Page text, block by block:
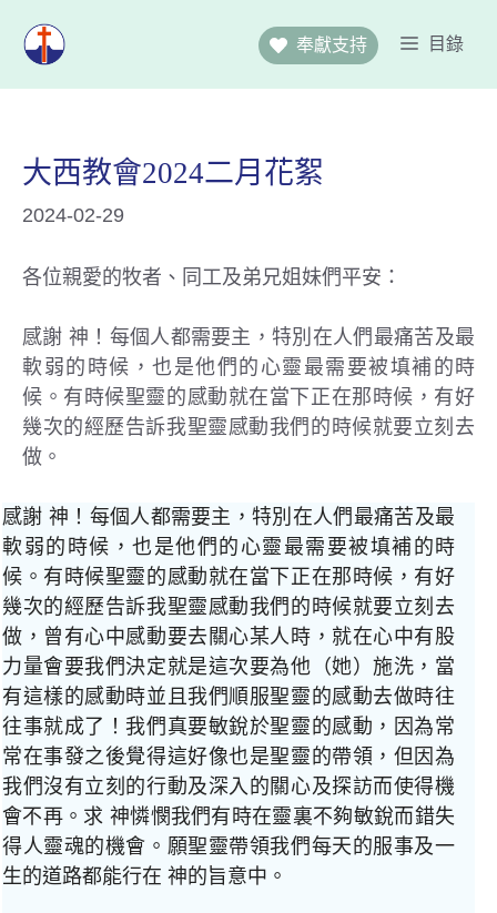
目錄
奉獻支持
大西教會2024二月花絮
2024-02-29
各位親愛的牧者、同工及弟兄姐妹們平安：
感謝 神！每個人都需要主，特別在人們最痛苦及最
軟弱的時候，也是他們的心靈最需要被填補的時
候。有時候聖靈的感動就在當下正在那時候，有好
幾次的經歷告訴我聖靈感動我們的時候就要立刻去
做。
感謝 神！每個人都需要主，特別在人們最痛苦及最
軟弱的時候，也是他們的心靈最需要被填補的時
候。有時候聖靈的感動就在當下正在那時候，有好
幾次的經歷告訴我聖靈感動我們的時候就要立刻去
做，曾有心中感動要去關心某人時，就在心中有股
力量會要我們決定就是這次要為他（她）施洗，當
有這樣的感動時並且我們順服聖靈的感動去做時往
往事就成了！我們真要敏銳於聖靈的感動，因為常
常在事發之後覺得這好像也是聖靈的帶領，但因為
我們沒有立刻的行動及深入的關心及探訪而使得機
會不再。求 神憐憫我們有時在靈裏不夠敏銳而錯失
得人靈魂的機會。願聖靈帶領我們每天的服事及一
生的道路都能行在 神的旨意中。